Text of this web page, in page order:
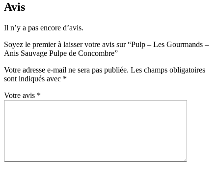
Avis
Il n’y a pas encore d’avis.
Soyez le premier à laisser votre avis sur “Pulp – Les Gourmands –
Anis Sauvage Pulpe de Concombre”
Votre adresse e-mail ne sera pas publiée. Les champs obligatoires
sont indiqués avec *
Votre avis *